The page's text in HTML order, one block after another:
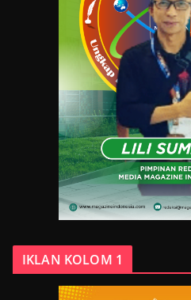
IKLAN KOLOM 1